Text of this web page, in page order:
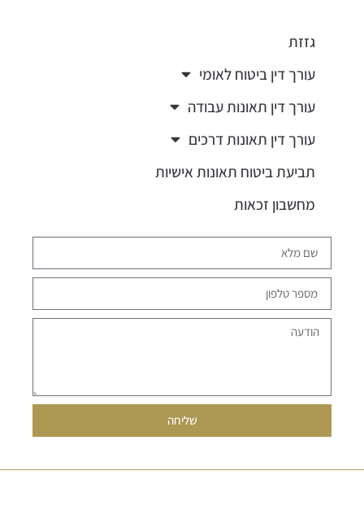
גזזת
עורך דין ביטוח לאומי
עורך דין תאונות עבודה
עורך דין תאונות דרכים
תביעת ביטוח תאונות אישיות
מחשבון זכאות
שליחה